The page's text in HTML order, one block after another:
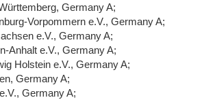
Germany A;
Vorpommern e.V., Germany A;
e.V., Germany A;
Anhalt e.V., Germany A;
Holstein e.V., Germany A;
Germany A;
Germany A;